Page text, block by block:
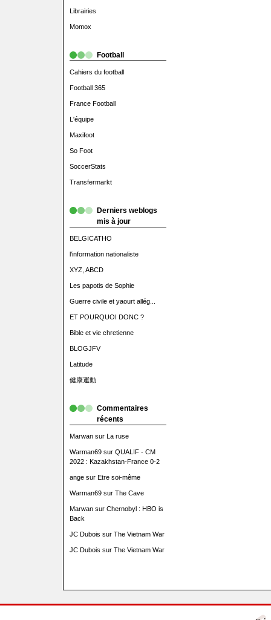
Librairies
Momox
Football
Cahiers du football
Football 365
France Football
L'équipe
Maxifoot
So Foot
SoccerStats
Transfermarkt
Derniers weblogs
mis à jour
BELGICATHO
l'information nationaliste
XYZ, ABCD
Les papotis de Sophie
Guerre civile et yaourt allég...
ET POURQUOI DONC ?
Bible et vie chretienne
BLOGJFV
Latitude
健康運動
Commentaires
récents
Marwansur La ruse
Warman69sur QUALIF - CM
2022 : Kazakhstan-France 0-2
angesur Etre soi-même
Warman69sur The Cave
Marwansur Chernobyl : HBO is
Back
JC Dubois sur The Vietnam War
JC Dubois sur The Vietnam War